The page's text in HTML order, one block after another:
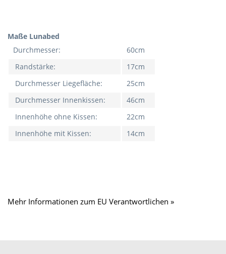
Maße Lunabed
Durchmesser:
60cm
Randstärke:
17cm
Durchmesser Liegefläche:
25cm
Durchmesser Innenkissen:
46cm
Innenhöhe ohne Kissen:
22cm
Innenhöhe mit Kissen:
14cm
Mehr Informationen zum EU Verantwortlichen »